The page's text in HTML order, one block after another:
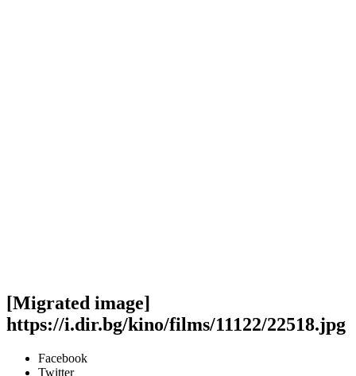
[Migrated image]
https://i.dir.bg/kino/films/11122/22518.jpg
Facebook
Twitter